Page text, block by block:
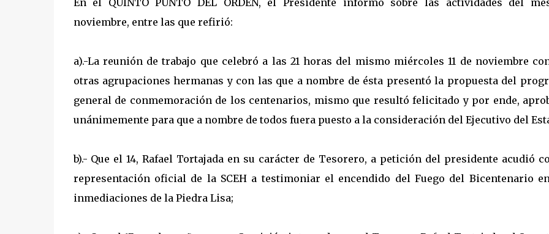
En el QUINTO PUNTO DEL ORDEN, el Presidente informó sobre las actividades del
noviembre, entre las que refirió:
a).-La reunión de trabajo que celebró a las 21 horas del mismo miércoles 11 de noviembre
otras agrupaciones hermanas y con las que a nombre de ésta presentó la propuesta del
general de conmemoración de los centenarios, mismo que resultó felicitado y por ende,
unánimemente para que a nombre de todos fuera puesto a la consideración del Ejecutivo del
b).- Que el 14, Rafael Tortajada en su carácter de Tesorero, a petición del presidente acudió
representación oficial de la SCEH a testimoniar el encendido del Fuego del Bicentenario
inmediaciones de la Piedra Lisa;